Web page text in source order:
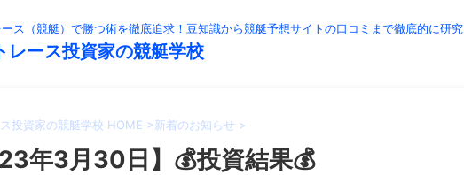
ス（競艇）で勝つ術を徹底追求！豆知識から競艇予想サイトの口コミまで徹底的に研究
レース投資家の競艇学校
投資家の競艇学校 HOME >新着のお知らせ >
年3月30日】💰投資結果💰